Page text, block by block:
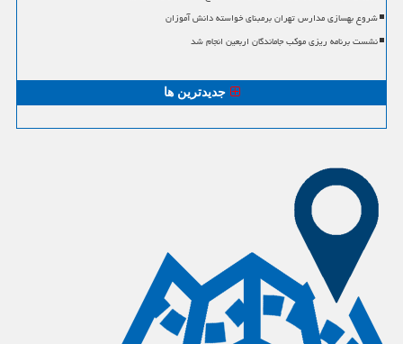
شروع بهسازی مدارس تهران برمبنای خواسته دانش آموزان
نشست برنامه ریزی موکب جاماندگان اربعین انجام شد
جدیدترین ها